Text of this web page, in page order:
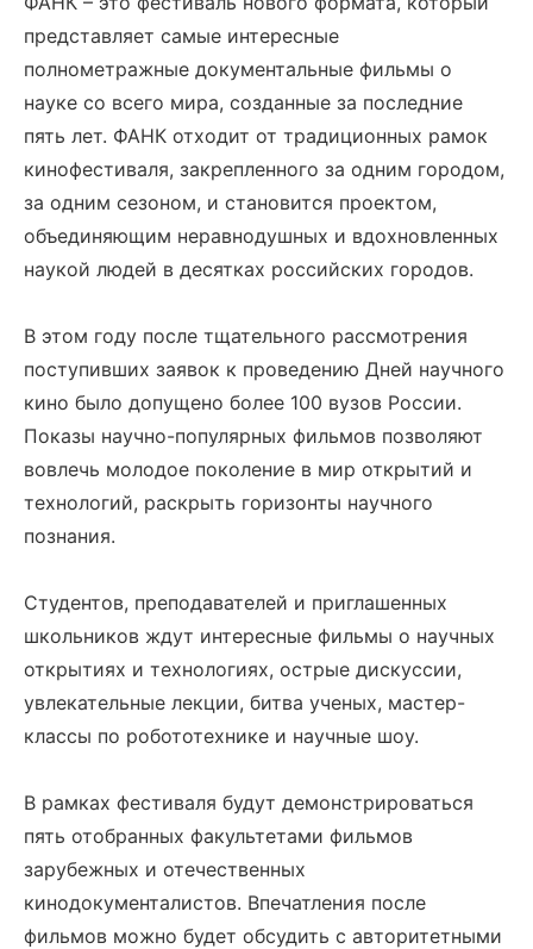
представляет самые интересные
полнометражные документальные фильмы о
науке со всего мира, созданные за последние
пять лет. ФАНК отходит от традиционных рамок
кинофестиваля, закрепленного за одним городом,
за одним сезоном, и становится проектом,
объединяющим неравнодушных и вдохновленных
наукой людей в десятках российских городов.
В этом году после тщательного рассмотрения
поступивших заявок к проведению Дней научного
кино было допущено более 100 вузов России.
Показы научно-популярных фильмов позволяют
вовлечь молодое поколение в мир открытий и
технологий, раскрыть горизонты научного
познания.
Студентов, преподавателей и приглашенных
школьников ждут интересные фильмы о научных
открытиях и технологиях, острые дискуссии,
увлекательные лекции, битва ученых, мастер-
классы по робототехнике и научные шоу.
В рамках фестиваля будут демонстрироваться
пять отобранных факультетами фильмов
зарубежных и отечественных
кинодокументалистов. Впечатления после
фильмов можно будет обсудить с авторитетными